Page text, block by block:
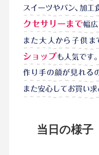
当日の様子